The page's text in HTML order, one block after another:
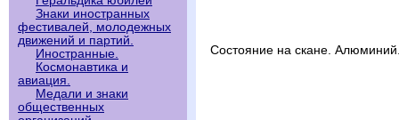
Знаки иностранных
фестивалей, молодежных
движений и партий.
Иностранные.
Космонавтика и
авиация.
Медали и знаки
общественных
Состояние на скане.